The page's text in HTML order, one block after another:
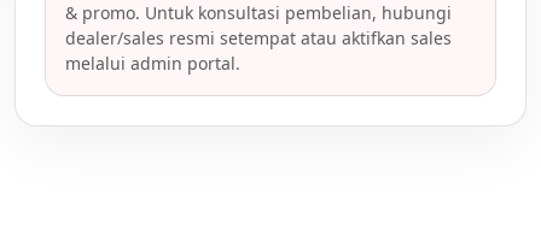
& promo. Untuk konsultasi pembelian, hubungi
dealer/sales resmi setempat atau aktifkan sales
melalui admin portal.